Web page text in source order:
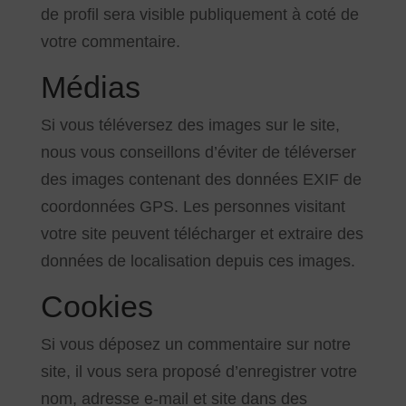
de profil sera visible publiquement à coté de
votre commentaire.
Médias
Si vous téléversez des images sur le site,
nous vous conseillons d’éviter de téléverser
des images contenant des données EXIF de
coordonnées GPS. Les personnes visitant
votre site peuvent télécharger et extraire des
données de localisation depuis ces images.
Cookies
Si vous déposez un commentaire sur notre
site, il vous sera proposé d’enregistrer votre
nom, adresse e-mail et site dans des